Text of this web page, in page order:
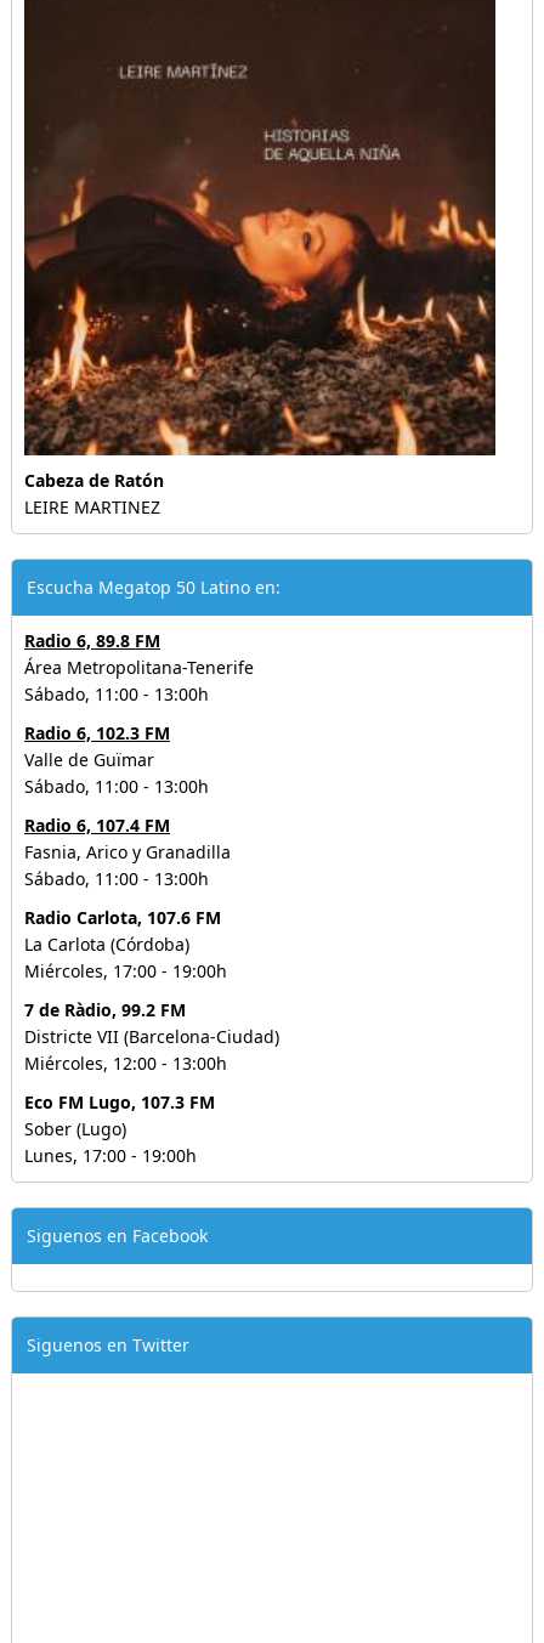
Cabeza de Ratón
LEIRE MARTINEZ
Escucha Megatop 50 Latino en:
Radio 6, 89.8 FM
Área Metropolitana-Tenerife
Sábado, 11:00 - 13:00h
Radio 6, 102.3 FM
Valle de Guïmar
Sábado, 11:00 - 13:00h
Radio 6, 107.4 FM
Fasnia, Arico y Granadilla
Sábado, 11:00 - 13:00h
Radio Carlota, 107.6 FM
La Carlota (Córdoba)
Miércoles, 17:00 - 19:00h
7 de Ràdio, 99.2 FM
Districte VII (Barcelona-Ciudad)
Miércoles, 12:00 - 13:00h
Eco FM Lugo, 107.3 FM
Sober (Lugo)
Lunes, 17:00 - 19:00h
Siguenos en Facebook
Siguenos en Twitter